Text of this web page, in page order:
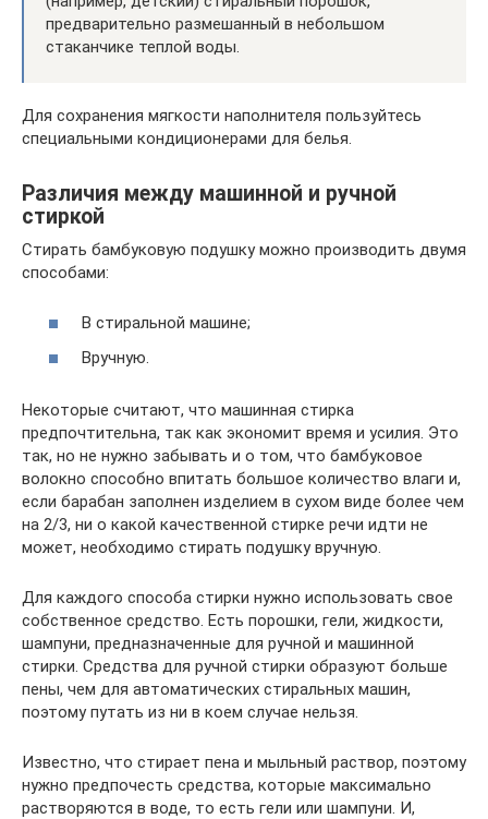
предварительно размешанный в небольшом
стаканчике теплой воды.
Для сохранения мягкости наполнителя пользуйтесь
специальными кондиционерами для белья.
Различия между машинной и ручной
стиркой
Стирать бамбуковую подушку можно производить двумя
способами:
В стиральной машине;
Вручную.
Некоторые считают, что машинная стирка
предпочтительна, так как экономит время и усилия. Это
так, но не нужно забывать и о том, что бамбуковое
волокно способно впитать большое количество влаги и,
если барабан заполнен изделием в сухом виде более чем
на 2/3, ни о какой качественной стирке речи идти не
может, необходимо стирать подушку вручную.
Для каждого способа стирки нужно использовать свое
собственное средство. Есть порошки, гели, жидкости,
шампуни, предназначенные для ручной и машинной
стирки. Средства для ручной стирки образуют больше
пены, чем для автоматических стиральных машин,
поэтому путать из ни в коем случае нельзя.
Известно, что стирает пена и мыльный раствор, поэтому
нужно предпочесть средства, которые максимально
растворяются в воде, то есть гели или шампуни. И,